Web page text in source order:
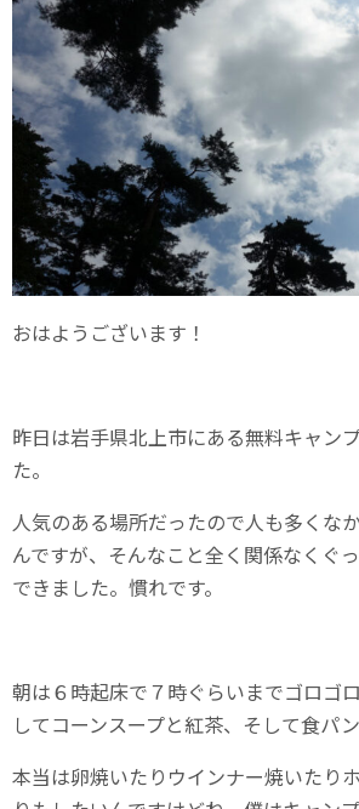
おはようございます！
昨日は岩手県北上市にある無料キャン
た。
人気のある場所だったので人も多くな
んですが、そんなこと全く関係なくぐ
できました。慣れです。
朝は６時起床で７時ぐらいまでゴロゴ
してコーンスープと紅茶、そして食パン
本当は卵焼いたりウインナー焼いたり